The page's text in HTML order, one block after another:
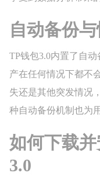
自动备份
TP钱包3.0内置了自
产在任何情况下都不
失还是其他突发情况
种自动备份机制也为
如何下载
3.0